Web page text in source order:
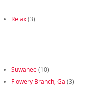
Relax(3)
Suwanee(10)
Flowery Branch, Ga (3)